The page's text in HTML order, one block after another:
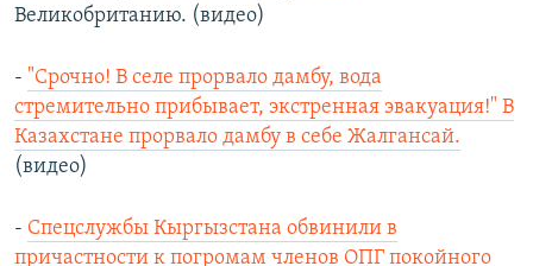
Великобританию. (видео)
- "Срочно! В селе прорвало дамбу, вода
стремительно прибывает, экстренная эвакуация!" В
Казахстане прорвало дамбу в себе Жалгансай.
(видео)
- Спецслужбы Кыргызстана обвинили в
причастности к погромам членов ОПГ покойного